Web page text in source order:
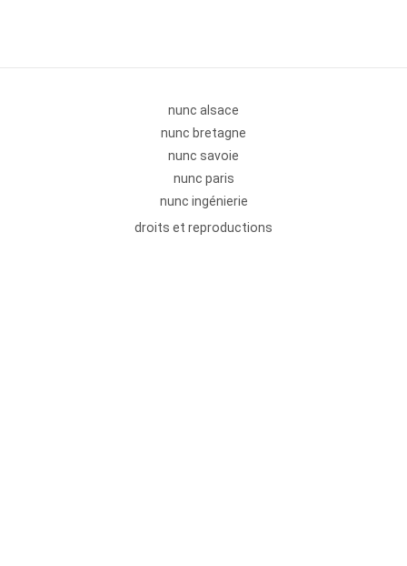
nunc alsace
nunc bretagne
nunc savoie
nunc paris
nunc ingénierie
droits et reproductions